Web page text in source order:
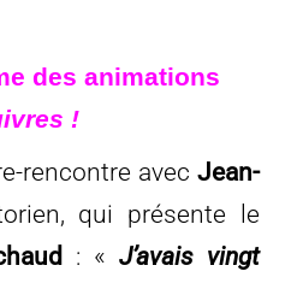
des animations
!
rencontre avec Jean-
qui présente le
: « J’avais vingt